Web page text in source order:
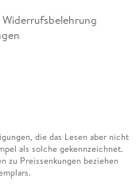
Widerrufsbelehrung
die das Lesen aber nicht
als solche gekennzeichnet.
zu Preissenkungen beziehen